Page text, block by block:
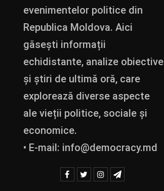
evenimentelor politice din
Republica Moldova. Aici
găsești informații
echidistante, analize obiective
și știri de ultimă oră, care
explorează diverse aspecte
ale vieții politice, sociale și
economice.
• E-mail: info@democracy.md